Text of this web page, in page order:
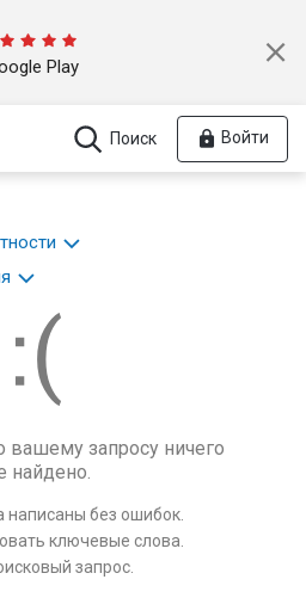
Play
Поиск Войти
запросу ничего
найдено.
написаны без ошибок.
ключевые слова.
запрос.